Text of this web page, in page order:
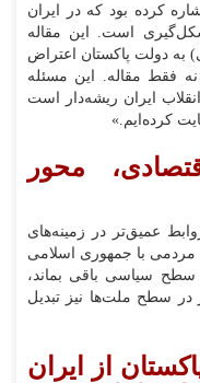
کرده بود که در ایران
است. این مقاله
به دولت پاکستان اعتراض
فقط مقاله. این مسئله
ایران ریشه‌دار است
کرده‌ایم.»
محور
عمیق‌تر در زمینه‌های
مردمی با جمهوری اسلامی
سطح سیاسی باقی بماند،
در سطح ملت‌ها نیز تبدیل
از ایران